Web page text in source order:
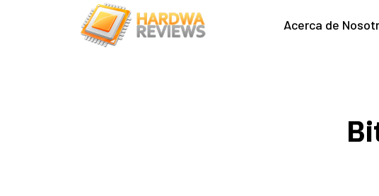
Acerca de